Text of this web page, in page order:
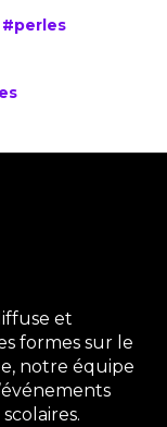
#perles
et
formes sur le
notre équipe